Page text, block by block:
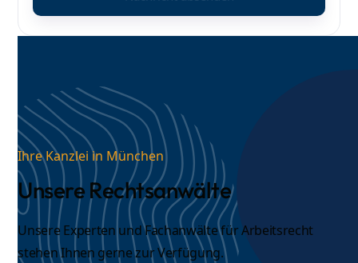
Ihre Kanzlei in München
Unsere Rechtsanwälte
Unsere Experten undFachanwälte für Arbeitsrecht
stehen Ihnen gerne zur Verfügung.